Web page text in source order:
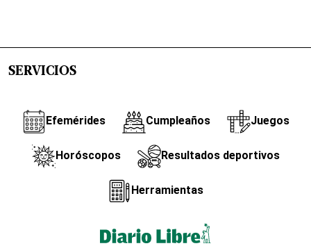
SERVICIOS
Efemérides Cumpleaños Juegos
Horóscopos Resultados deportivos
Herramientas